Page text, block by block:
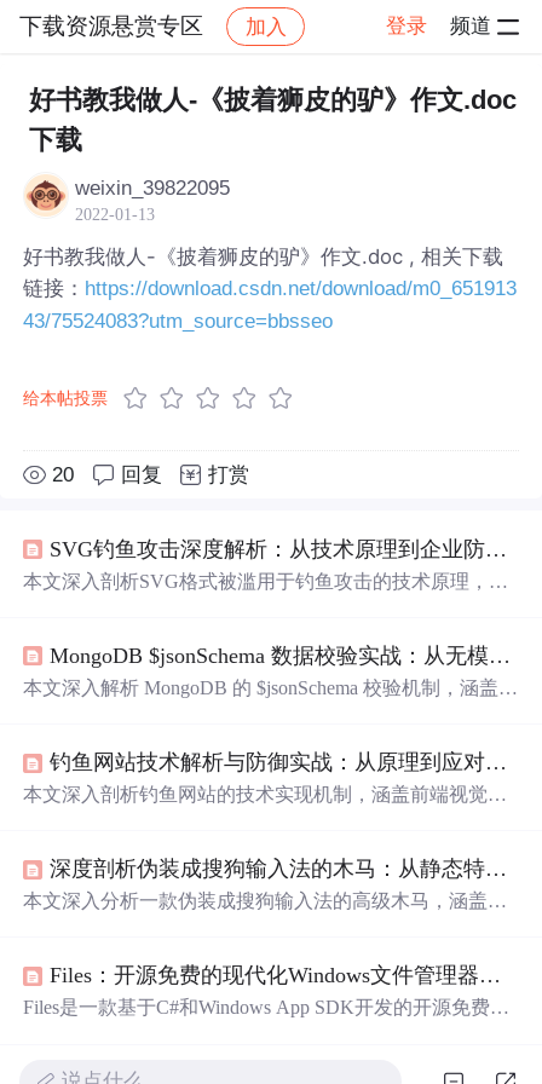
下载资源悬赏专区 加入 登录 频道
社区 下载资源悬赏专区 帖子详情
好书教我做人-《披着狮皮的驴》作文.doc
下载
weixin_39822095
2022-01-13
好书教我做人-《披着狮皮的驴》作文.doc , 相关下载
链接： https://download.csdn.net/download/m0_651913
43/75524083?utm_source=bbsseo
给本帖投票
20 回复 打赏
SVG钓鱼攻击深度解析：从技术原理到企业防御实战
本文深入剖析SVG格式被滥用于钓鱼攻击的技术原理，重
任与静态检测的机制；并提出覆盖终端用户、邮件安全网
关、终端防护及安全培训的多层防御体系，强调动态沙箱
MongoDB $jsonSchema 数据校验实战：从无模式到有契约
本文深入解析 MongoDB 的 $jsonSchema 校验机制，涵盖 v
要点，并提供新集合创建、存量集合迁移、问题排查等完
整实操链路。强调校验应聚焦格式确定性，业务逻辑交由
钓鱼网站技术解析与防御实战：从原理到应对策略
本文深入剖析钓鱼网站的技术实现机制，涵盖前端视觉欺
提出链接检查三步法、邮件‘五不’原则、双因素认证、密
码管理器等实用防御策略，并覆盖职场、移动端、电商等
深度剖析伪装成搜狗输入法的木马：从静态特征到动态行为与防御策略
本文深入分析一款伪装成搜狗输入法的高级木马，涵盖其
PS C2通信）及持久化机制（注册表启动项）。结合TTPs
映射与威胁情报，提出基于签名验证、EDR监控、应用白
Files：开源免费的现代化Windows文件管理器，提升工作效率的颜值革命
Files是一款基于C#和Windows App SDK开发的开源免费Wi